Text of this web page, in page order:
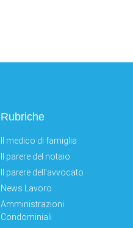
Rubriche
Il medico di famiglia
Il parere del notaio
Il parere dell'avvocato
News Lavoro
Amministrazioni
Condominiali